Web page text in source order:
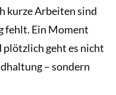
kurze Arbeiten sind
fehlt. Ein Moment
geht es nicht
– sondern